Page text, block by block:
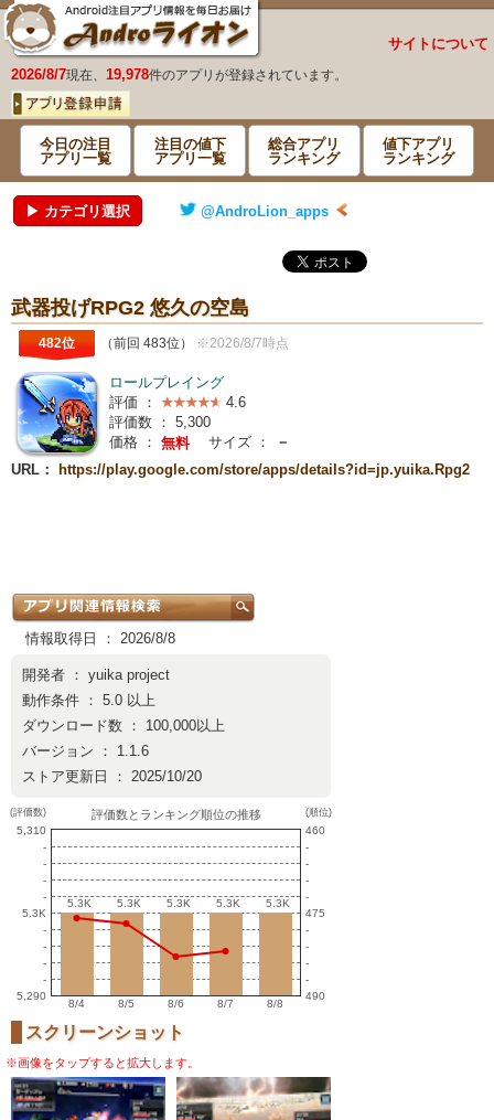
サイトについて
2026/8/7現在、 19,978件のアプリが登録されています。
今日の注目
アプリ一覧
注目の値下
アプリ一覧
総合アプリ
ランキング
値下アプリ
ランキング
▶ カテゴリ選択 @AndroLion_apps
武器投げRPG2 悠久の空島
482位 （前回 483位） ※2026/8/7時点
ロールプレイング
評価 ：
4.6
評価数 ： 5,300
価格 ： 無料 サイズ ：
－
URL：
https://play.google.com/store/apps/details?id=jp.yuika.Rpg2
情報取得日 ： 2026/8/8
開発者 ： yuika project
動作条件 ： 5.0 以上
ダウンロード数 ： 100,000以上
バージョン ： 1.1.6
ストア更新日 ： 2025/10/20
(評価数)
5,310
-
-
-
-
5.3K
-
-
-
-
5,290
評価数とランキング順位の推移
5.3K
5.3K 5.3K
5.3K 5.3K
5.3K 5.3K
5.3K 5.3K
5.3K
8/4 8/5 8/6 8/7 8/8
(順位)
460
-
-
-
-
475
-
-
-
-
490
スクリーンショット
※画像をタップすると拡大します。